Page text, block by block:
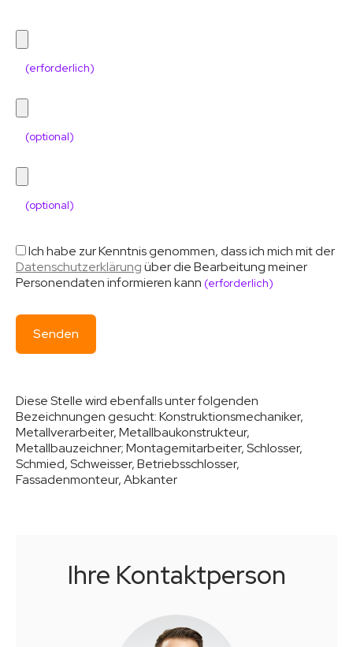
(erforderlich)
(optional)
(optional)
Ich habe zur Kenntnis genommen, dass ich mich mit der
Datenschutzerklärungüber die Bearbeitung meiner
Personendaten informieren kann (erforderlich)
Diese Stelle wird ebenfalls unter folgenden
Bezeichnungen gesucht:Konstruktionsmechaniker,
Metallverarbeiter, Metallbaukonstrukteur,
Metallbauzeichner; Montagemitarbeiter, Schlosser,
Schmied, Schweisser, Betriebsschlosser,
Fassadenmonteur, Abkanter
Ihre Kontaktperson